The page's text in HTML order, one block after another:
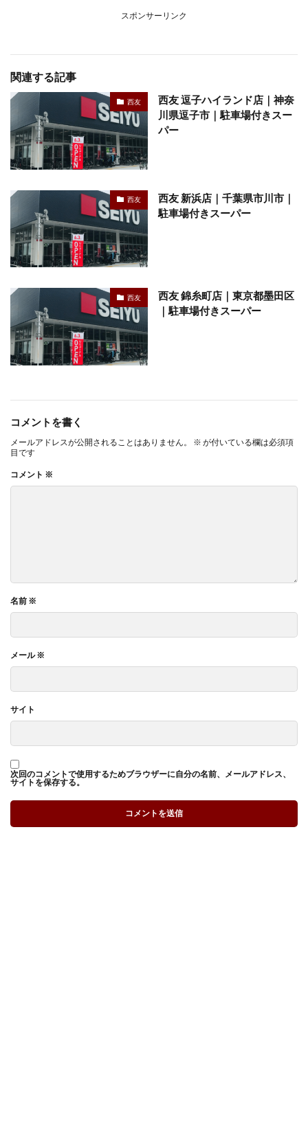
スポンサーリンク
関連する記事
西友
西友 逗子ハイランド店｜神奈
川県逗子市｜駐車場付きスー
パー
西友
西友 新浜店｜千葉県市川市｜
駐車場付きスーパー
西友
西友 錦糸町店｜東京都墨田区
｜駐車場付きスーパー
コメントを書く
メールアドレスが公開されることはありません。 ※ が付いている欄は必須項
目です
コメント ※
名前 ※
メール※
サイト
次回のコメントで使用するためブラウザーに自分の名前、メールアドレス、
サイトを保存する。